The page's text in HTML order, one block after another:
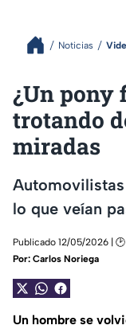
Noticias
¿Un pony
trotando
miradas
lo que veían
Publicado 12/05/2026 |
Por: Carlos Noriega
Un hombre se